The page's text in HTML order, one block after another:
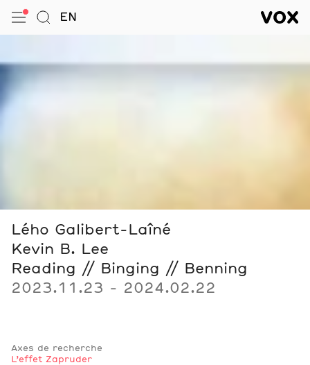
VOX — Centre de l’image
Ouvrir le menu
Aller à la Recherche
EN
Lého Galibert-Laîné
Kevin B. Lee
Reading // Binging // Benning
2023.11.23 - 2024.02.22
Axes de recherche
L’effet Zapruder